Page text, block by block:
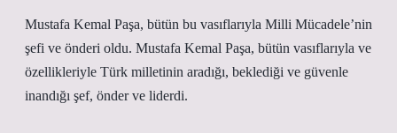
Mustafa Kemal Paşa, bütün bu vasıflarıyla Milli Mücadele’nin
şefi ve önderi oldu. Mustafa Kemal Paşa, bütün vasıflarıyla ve
özellikleriyle Türk milletinin aradığı, beklediği ve güvenle
inandığı şef, önder ve liderdi.